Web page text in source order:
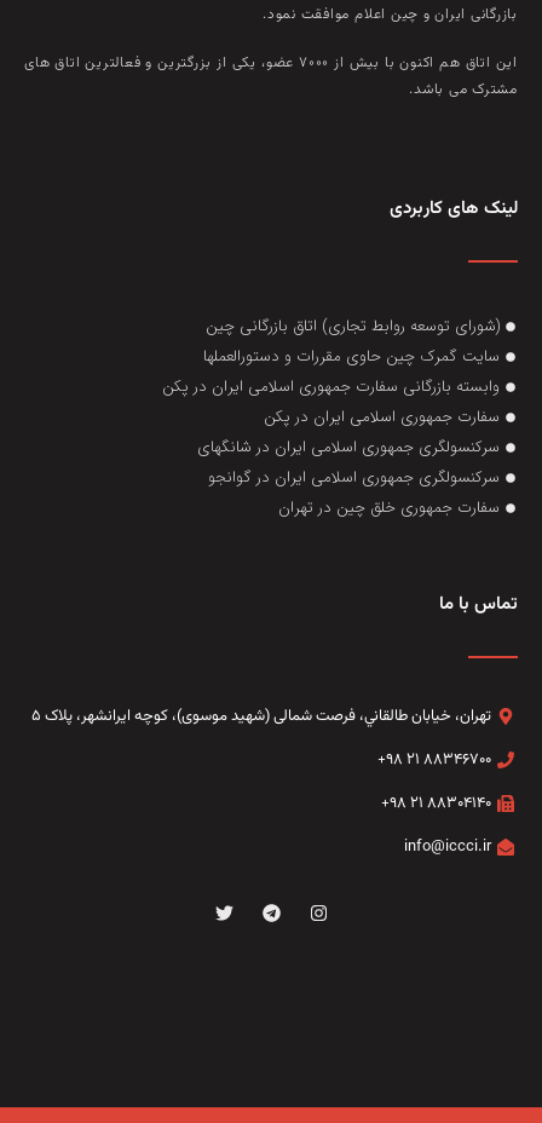
بازرگانی ايران و چين اعلام موافقت نمود.
این اتاق هم‌ اکنون با بيش از ۷۰۰۰ عضو، يکی از بزرگترين و فعالترين اتاق‌ های
مشترک می باشد.
لینک های کاربردی
(شورای توسعه روابط تجاری) اتاق بازرگانی چین
سایت گمرک چین حاوی مقررات و دستورالعملها
وابسته بازرگانی سفارت جمهوری اسلامی ایران در پکن
سفارت جمهوری اسلامی ایران در پکن
سرکنسولگری جمهوری اسلامی ایران در شانگهای
سرکنسولگری جمهوری اسلامی ایران در گوانجو
سفارت جمهوری خلق چین در تهران
تماس با ما
تهران، خيابان طالقاني،‌ فرصت شمالی (شهید موسوی)، کوچه ایرانشهر، پلاک ۵
۸۸۳۴۶۷۰۰ ۲۱ ۹۸+
۸۸۳۰۴۱۴۰ ۲۱ ۹۸+
info@iccci.ir